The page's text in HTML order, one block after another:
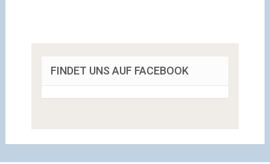
FINDET UNS AUF FACEBOOK